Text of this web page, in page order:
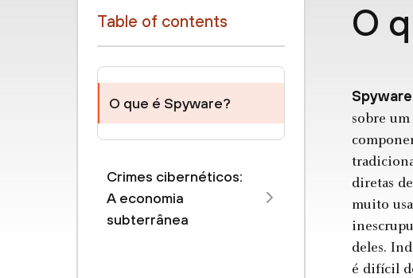
Table of contents
O que é Spyware?
Crimes cibernéticos:
A economia
subterrânea
O
Spyware
sobre
diretas
muito
deles.
é difícil